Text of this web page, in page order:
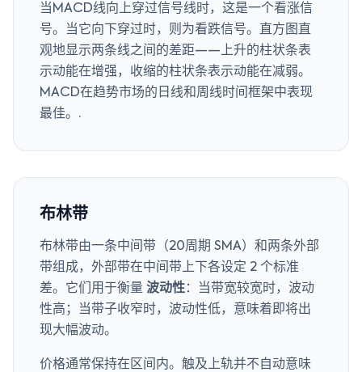
当MACD线向上穿过信号线时，这是一个看涨信
号。当它向下穿过时，则为看跌信号。直方图直
观地显示两条线之间的差距——上升的柱状条表
示动能在增强，收缩的柱状条表示动能在减弱。
MACD在趋势市场的日线和周线时间框架中表现
最佳。.
布林带
布林带由一条中间带（20周期 SMA）和两条外部
带组成，外部带在中间带上下各设定 2 个标准
差。它们用于衡量 波动性：当带宽较宽时，波动
性高；当带子收窄时，波动性低，意味着即将出
现大幅波动。
价格通常保持在区间内。触及上轨并不自动意味